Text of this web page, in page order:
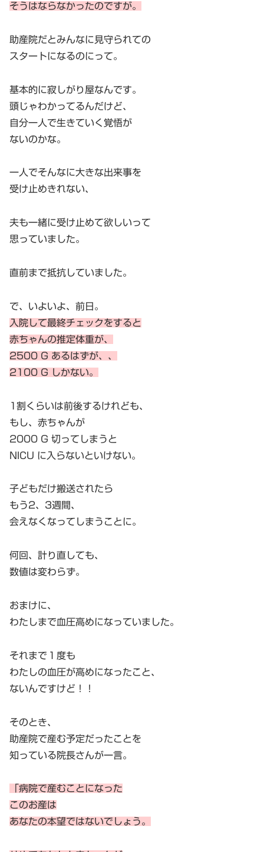
そうはならなかったのですが。
助産院だとみんなに見守られての
スタートになるのにって。
基本的に寂しがり屋なんです。
頭じゃわかってるんだけど、
自分一人で生きていく覚悟が
ないのかな。
一人でそんなに大きな出来事を
受け止めきれない、
夫も一緒に受け止めて欲しいって
思っていました。
直前まで抵抗していました。
で、いよいよ、前日。
入院して最終チェックをすると
赤ちゃんの推定体重が、
2500 G あるはずが、、
2100 G しかない。
1割くらいは前後するけれども、
もし、赤ちゃんが
2000 G 切ってしまうと
NICU に入らないといけない。
子どもだけ搬送されたら
もう2、3週間、
会えなくなってしまうことに。
何回、計り直しても、
数値は変わらず。
おまけに、
わたしまで血圧高めになっていました。
それまで１度も
わたしの血圧が高めになったこと、
ないんですけど！！
そのとき、
助産院で産む予定だったことを
知っている院長さんが一言。
「病院で産むことになった
このお産は
あなたの本望ではないでしょう。